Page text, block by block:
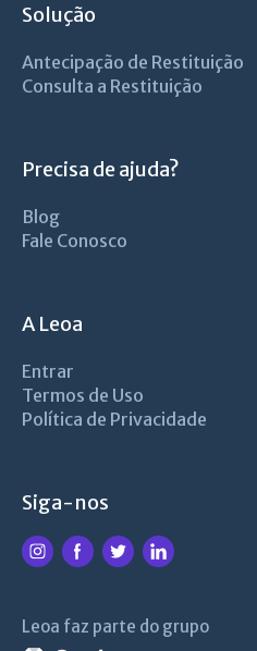
Solução
Antecipação de Restituição
Consulta a Restituição
Precisa de ajuda?
Blog
Fale Conosco
A Leoa
Entrar
Termos de Uso
Política de Privacidade
Siga-nos
Leoa faz parte do grupo